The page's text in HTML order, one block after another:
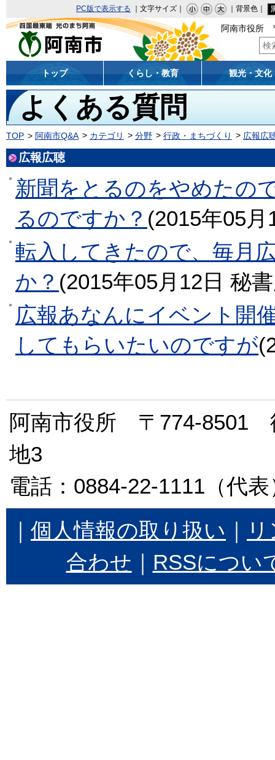
PC版で表示する ｜文字サイズ｜ ｜背景色｜
阿南市役所
トップ くらし・教育 観光・文化
よくある質問
TOP 阿南市Q&A カテゴリ 分野 行政・まちづくり 広報広
広報広聴
新聞をとるのをやめたの
るのですか？ (2015年05月
転入してきたので、毎月
か？ (2015年05月12日 秘
広報あなんにイベント開
してもらいたいのですが(
阿南市役所 〒774-8501
地3
電話：0884-22-1111（代
｜ 個人情報の取り扱い ｜
合わせ ｜ RSSについ